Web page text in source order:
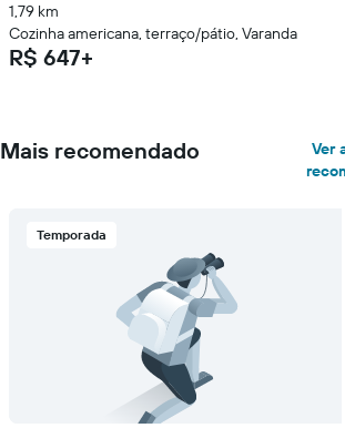
1,79 km
Cozinha americana, terraço/pátio, Varanda
R$ 647+
Mais recomendado
Ver
Temporada